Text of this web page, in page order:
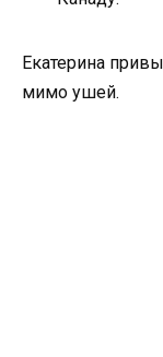
Екатерина
мимо ушей.